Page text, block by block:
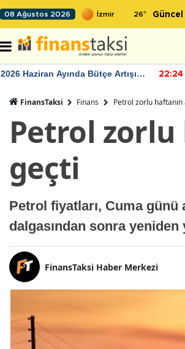
08 Ağustos 2026 26° Güncel
2026 Haziran Ayında Bütçe Artışı
22:24
FinansTaksi Finans Petrol zorlu
Petrol zorlu
geçti
Petrol fiyatları, Cuma günü
dalgasından sonra
FinansTaksi Haber Merkezi